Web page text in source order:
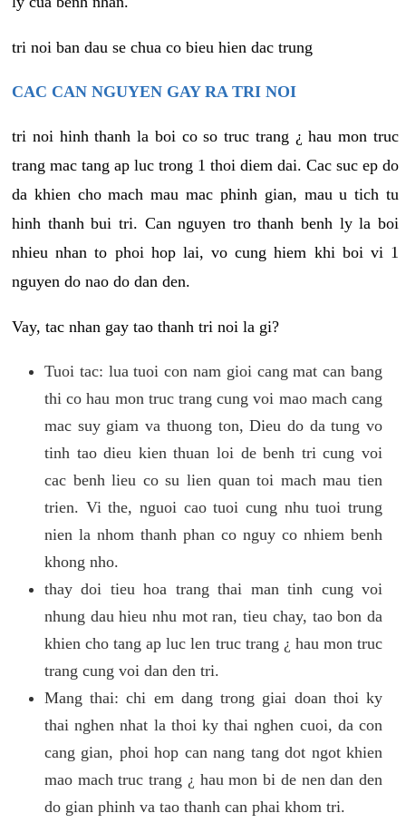
tri noi ban dau se chua co bieu hien dac trung
CAC CAN NGUYEN GAY RA TRI NOI
tri noi hinh thanh la boi co so truc trang ¿ hau mon truc
trang mac tang ap luc trong 1 thoi diem dai. Cac suc ep do
da khien cho mach mau mac phinh gian, mau u tich tu
hinh thanh bui tri. Can nguyen tro thanh benh ly la boi
nhieu nhan to phoi hop lai, vo cung hiem khi boi vi 1
nguyen do nao do dan den.
Vay, tac nhan gay tao thanh tri noi la gi?
Tuoi tac: lua tuoi con nam gioi cang mat can bang
thi co hau mon truc trang cung voi mao mach cang
mac suy giam va thuong ton, Dieu do da tung vo
tinh tao dieu kien thuan loi de benh tri cung voi
cac benh lieu co su lien quan toi mach mau tien
trien. Vi the, nguoi cao tuoi cung nhu tuoi trung
nien la nhom thanh phan co nguy co nhiem benh
khong nho.
thay doi tieu hoa trang thai man tinh cung voi
nhung dau hieu nhu mot ran, tieu chay, tao bon da
khien cho tang ap luc len truc trang ¿ hau mon truc
trang cung voi dan den tri.
Mang thai: chi em dang trong giai doan thoi ky
thai nghen nhat la thoi ky thai nghen cuoi, da con
cang gian, phoi hop can nang tang dot ngot khien
mao mach truc trang ¿ hau mon bi de nen dan den
do gian phinh va tao thanh can phai khom tri.